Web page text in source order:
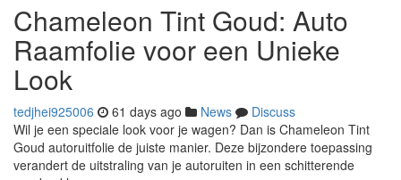
Chameleon Tint Goud: Auto
Raamfolie voor een Unieke
Look
tedjhei925006 61 days ago News
Discuss
Wil je een speciale look voor je wagen? Dan is Chameleon Tint
Goud autoruitfolie de juiste manier. Deze bijzondere toepassing
verandert de uitstraling van je autoruiten in een schitterende